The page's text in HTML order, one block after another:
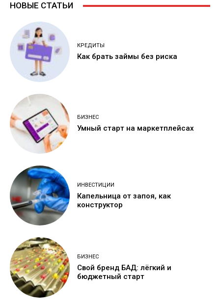
НОВЫЕ СТАТЬИ
КРЕДИТЫ
Как брать займы без риска
БИЗНЕС
Умный старт на маркетплейсах
ИНВЕСТИЦИИ
Капельница от запоя, как
конструктор
БИЗНЕС
Свой бренд БАД: лёгкий и
бюджетный старт